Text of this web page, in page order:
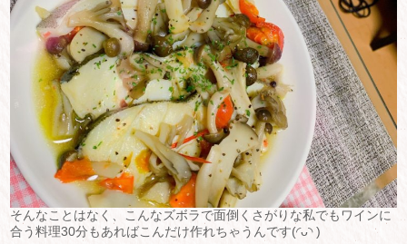
そんなことはなく、こんなズボラで面倒くさがりな私でもワインに
合う料理30分もあればこんだけ作れちゃうんです(◜ᴗ◝ )